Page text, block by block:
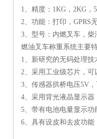
1、精度：1KG，2KG，
2、功能：打印，GPRS
3、型号：内燃叉车，
燃油叉车称重系统主要
1、新研究的无码处理
2、采用工业级芯片，
3、传感器拱桥电压5V
4、采用背光液晶显示
5、带有电池电量显示
6、具有设皮和去皮功